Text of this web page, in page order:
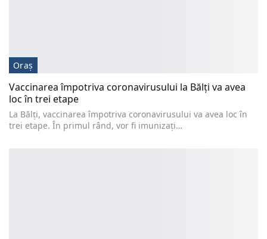
Oraș
Vaccinarea împotriva coronavirusului la Bălți va avea
loc în trei etape
La Bălți, vaccinarea împotriva coronavirusului va avea loc în
trei etape. În primul rând, vor fi imunizați…